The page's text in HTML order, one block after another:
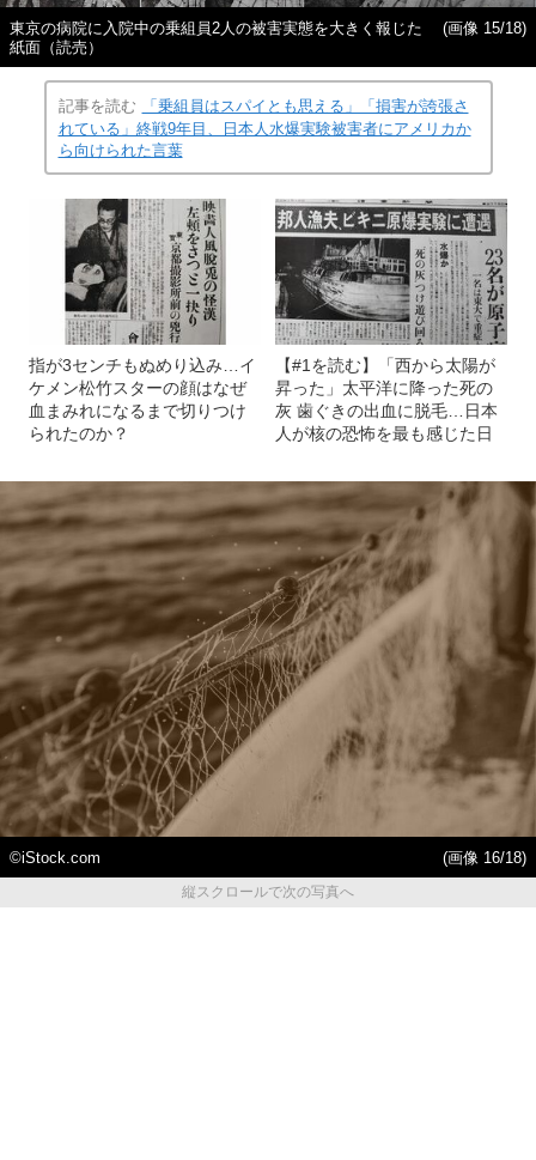
東京の病院に入院中の乗組員2人の被害実態を大きく報じた
紙面（読売）
(画像 15/18)
記事を読む
「乗組員はスパイとも思える」「損害が誇張さ
れている」終戦9年目、日本人水爆実験被害者にアメリカか
ら向けられた言葉
指が3センチもぬめり込み…イ
ケメン松竹スターの顔はなぜ
血まみれになるまで切りつけ
られたのか？
【#1を読む】「西から太陽が
昇った」太平洋に降った死の
灰 歯ぐきの出血に脱毛…日本
人が核の恐怖を最も感じた日
©iStock.com
(画像 16/18)
縦スクロールで次の写真へ